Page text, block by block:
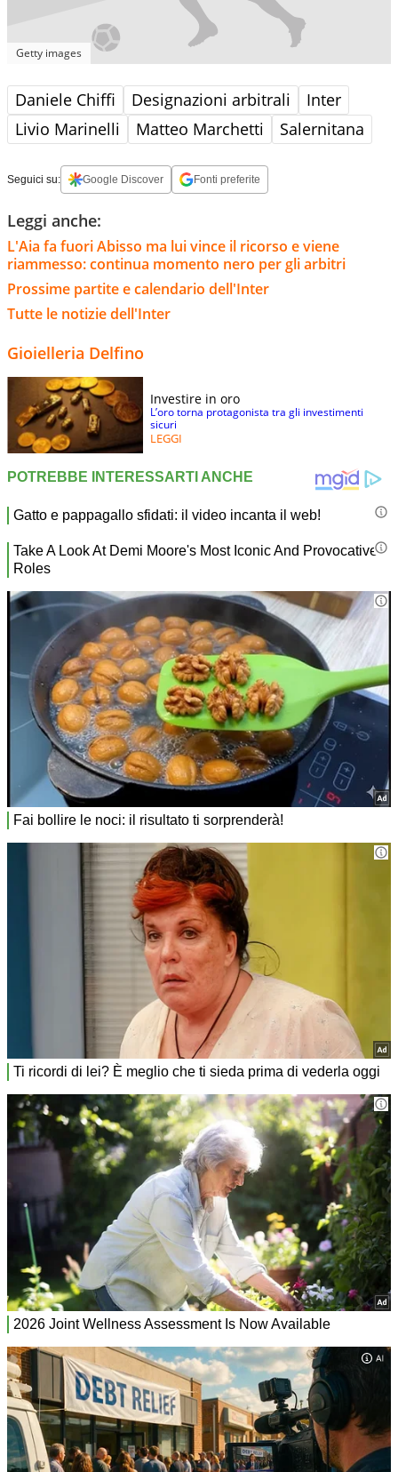
Getty images
Daniele Chiffi Designazioni arbitrali
Inter
Livio Marinelli
Matteo Marchetti Salernitana
Seguici su: Google Discover Fonti preferite
Leggi anche:
L'Aia fa fuori Abisso ma lui vince il ricorso e viene
riammesso: continua momento nero per gli arbitri
Prossime partite e calendario dell'Inter
Tutte le notizie dell'Inter
Gioielleria Delfino
Investire in oro
L’oro torna protagonista tra gli investimenti
sicuri
LEGGI